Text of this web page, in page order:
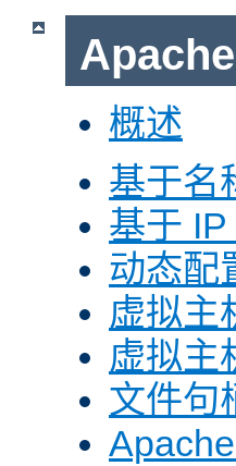
概述
基于名
基于
动态配
虚拟主
虚拟主
文件句